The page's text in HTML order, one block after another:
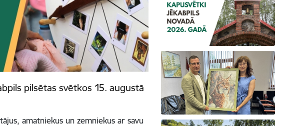
pilsētas svētkos 15. augustā
amatniekus un zemniekus ar savu